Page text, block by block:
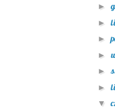
►
►
►
►
►
►
▼